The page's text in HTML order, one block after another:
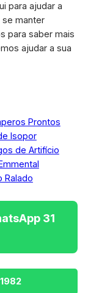
para ajudar a
manter
para saber mais
ajudar a sua
Prontos
Isopor
de Artifício
Ralado
31